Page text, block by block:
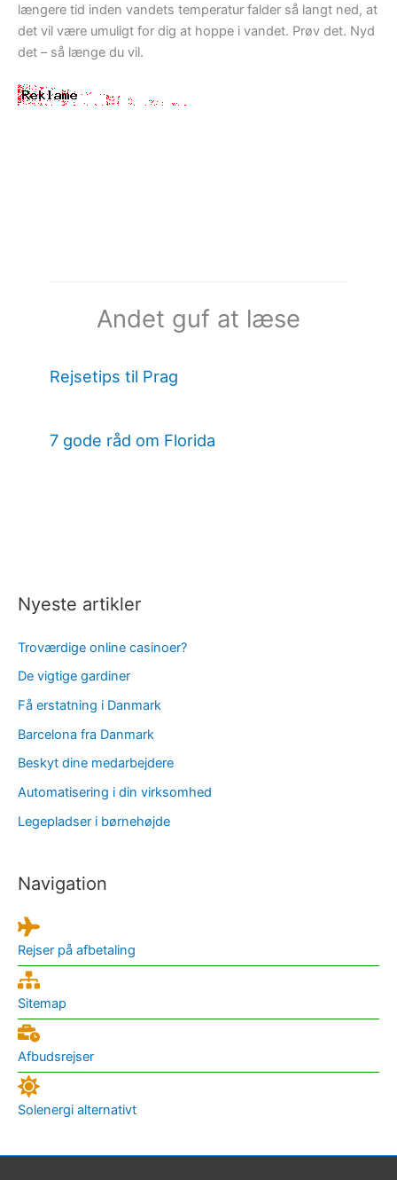
længere tid inden vandets temperatur falder så langt ned, at
det vil være umuligt for dig at hoppe i vandet. Prøv det. Nyd
det – så længe du vil.
Andet guf at læse
Rejsetips til Prag
7 gode råd om Florida
Nyeste artikler
Troværdige online casinoer?
De vigtige gardiner
Få erstatning i Danmark
Barcelona fra Danmark
Beskyt dine medarbejdere
Automatisering i din virksomhed
Legepladser i børnehøjde
Navigation
Rejser på afbetaling
Sitemap
Afbudsrejser
Solenergi alternativt